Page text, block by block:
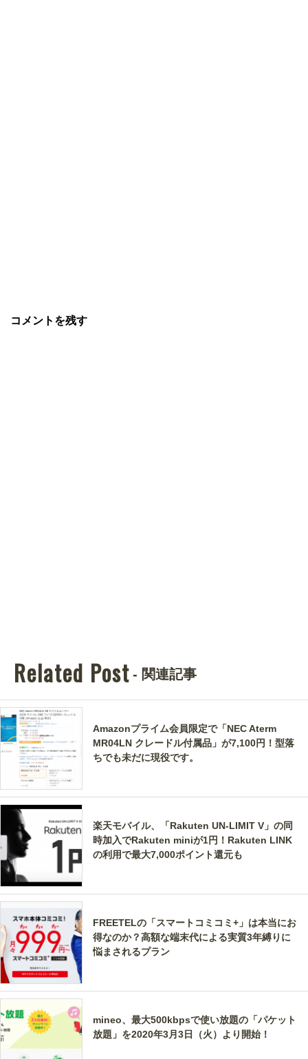
コメントを残す
Related Post - 関連記事
Amazonプライム会員限定で「NEC Aterm
MR04LN クレードル付属品」が7,100円！型落
ちでも未だに現役です。
楽天モバイル、「Rakuten UN-LIMIT V」の同
時加入でRakuten miniが1円！Rakuten LINK
の利用で最大7,000ポイント還元も
FREETELの「スマートコミコミ+」は本当にお
得なのか？高額な端末代による実質3年縛りに
悩まされるプラン
mineo、最大500kbpsで使い放題の「パケット
放題」を2020年3月3日（火）より開始！